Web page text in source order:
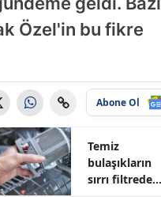
Özel'in bu fikre
Abone Ol
Temiz
bulaşıkların
sırrı filtreden